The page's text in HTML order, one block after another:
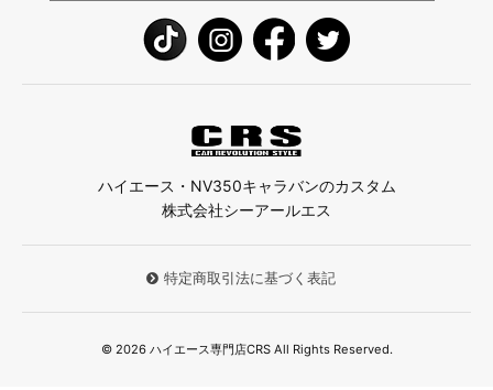
ハイエース・NV350キャラバンのカスタム
株式会社シーアールエス
特定商取引法に基づく表記
© 2026 ハイエース専門店CRS All Rights Reserved.